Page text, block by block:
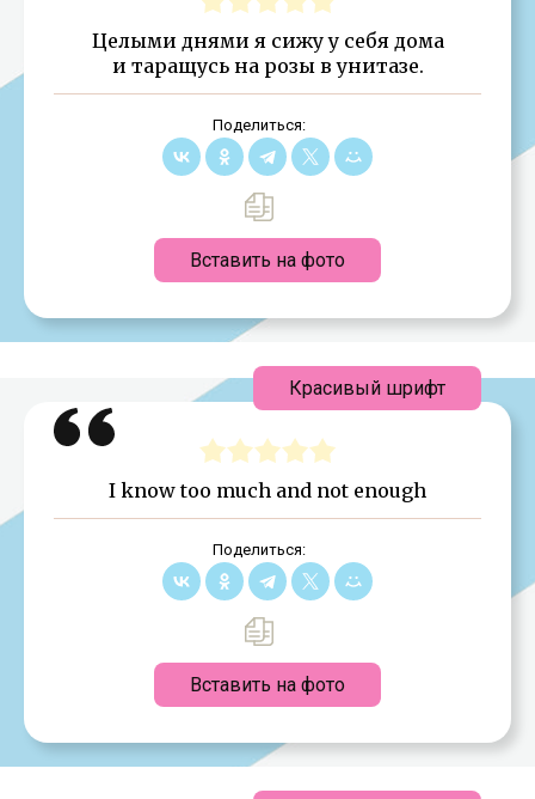
Целыми днями я сижу у себя дома
и таращусь на розы в унитазе.
Поделиться:
Вставить на фото
I know too much and not enough
Поделиться:
Вставить на фото
Красивый шрифт